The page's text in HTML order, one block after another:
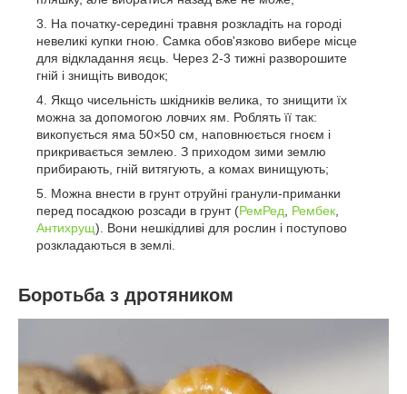
На початку-середині травня розкладіть на городі
невеликі купки гною. Самка обов'язково вибере місце
для відкладання яєць. Через 2-3 тижні разворошите
гній і знищіть виводок;
Якщо чисельність шкідників велика, то знищити їх
можна за допомогою ловчих ям. Роблять її так:
викопується яма 50×50 см, наповнюється гноєм і
прикривається землею. З приходом зими землю
прибирають, гній витягують, а комах винищують;
Можна внести в грунт отруйні гранули-приманки
перед посадкою розсади в грунт (РемРед Рембек
Антихрущ). Вони нешкідливі для рослин і поступово
розкладаються в землі.
Боротьба з дротяником